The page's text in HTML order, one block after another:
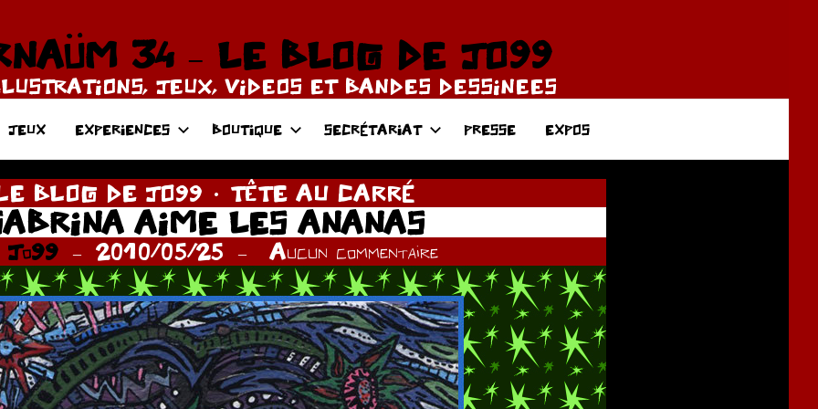
34 – LE BLOG DE JO99
JEUX, VIDEOS ET BANDES DESSINEES
JEUX EXPERIENCES BOUTIQUE SECRÉTARIAT PRESSE EXPOS
BLOG DE JO99 TÊTE AU CARRÉ
AIME LES ANANAS
Jo99 2010/05/25 Aucun commentaire